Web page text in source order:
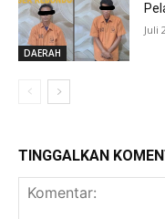
DAERAH
Juli
TINGGALKAN